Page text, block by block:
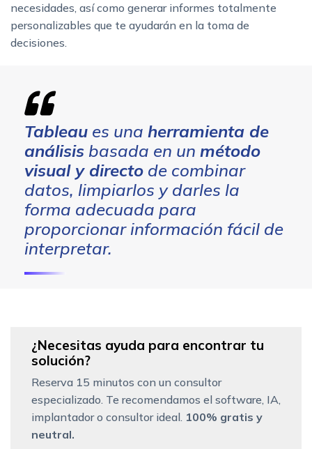
necesidades, así como generar informes totalmente
personalizables que te ayudarán en la toma de
decisiones.
Tableau es una herramienta de
análisis basada en un método
visual y directo de combinar
datos, limpiarlos y darles la
forma adecuada para
proporcionar información fácil de
interpretar.
¿Necesitas ayuda para encontrar tu
solución?
Reserva 15 minutos con un consultor
especializado. Te recomendamos el software, IA,
implantador o consultor ideal. 100% gratis y
neutral.